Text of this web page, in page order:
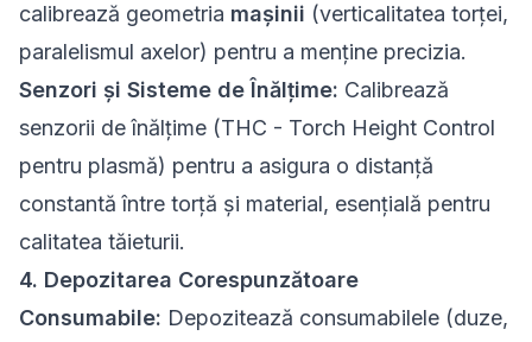
calibrează geometria mașinii (verticalitatea torței,
paralelismul axelor) pentru a menține precizia.
Senzori și Sisteme de Înălțime: Calibrează
senzorii de înălțime (THC - Torch Height Control
pentru plasmă) pentru a asigura o distanță
constantă între torță și material, esențială pentru
calitatea tăieturii.
4. Depozitarea Corespunzătoare
Consumabile: Depozitează consumabilele (duze,